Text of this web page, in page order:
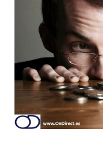
gastos
innecesarios,
retener
clientes
e
incorporarlos
sin
esfuerzo